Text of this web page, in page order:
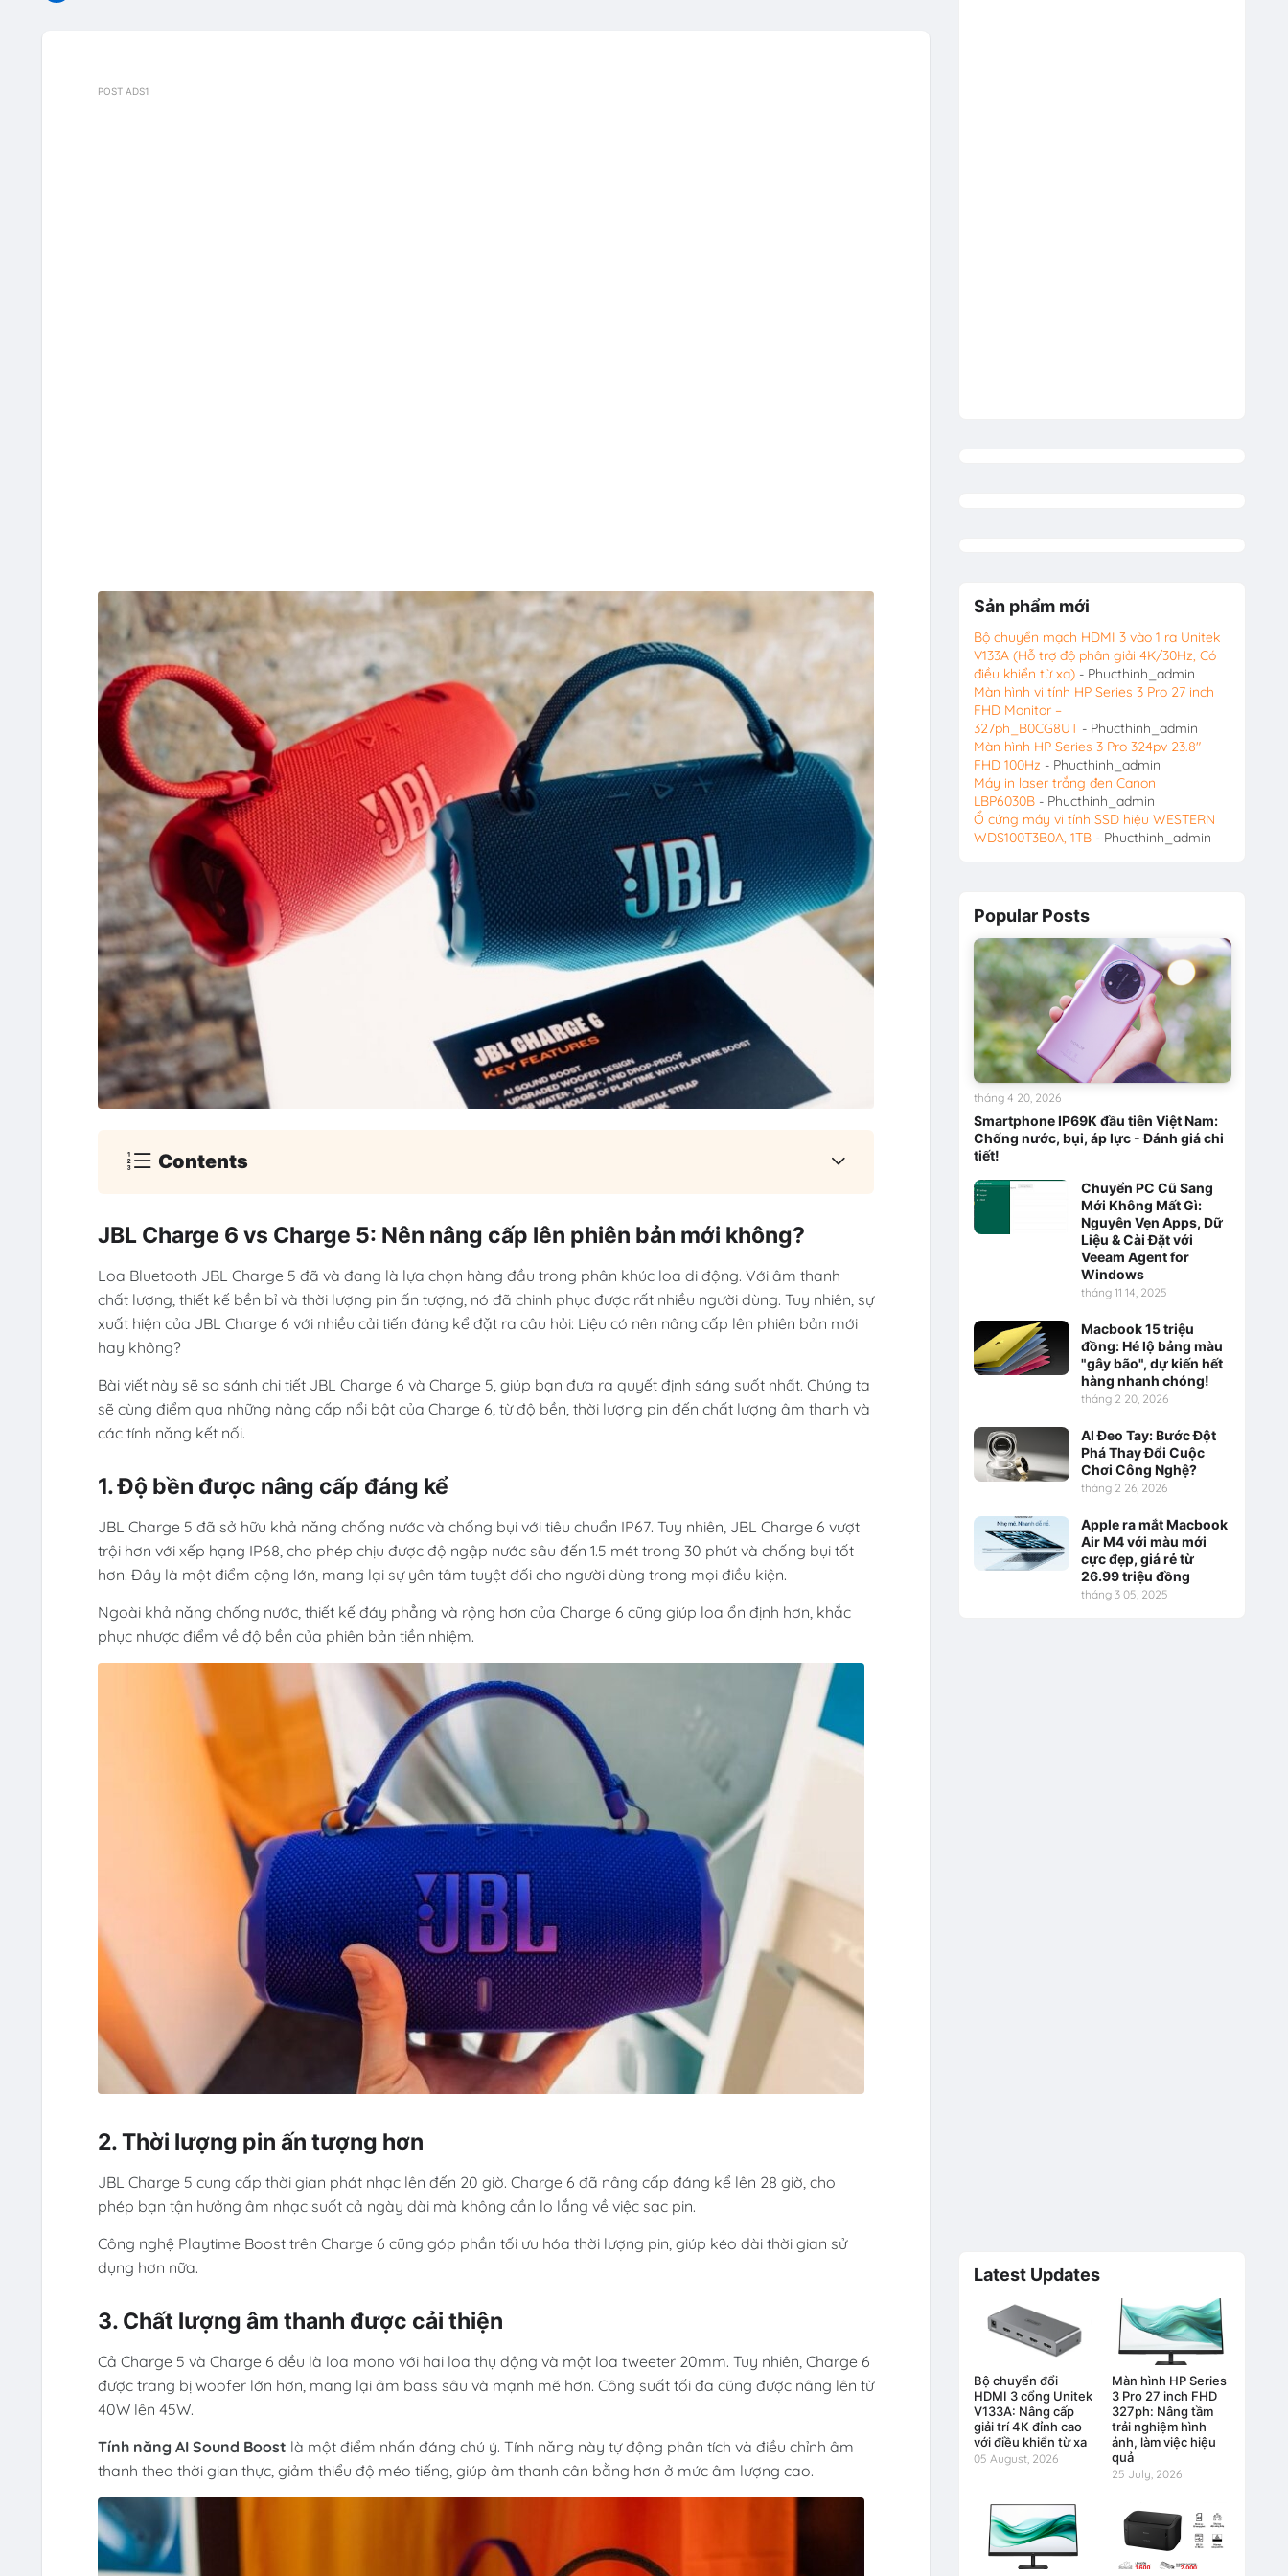
POST ADS1
Contents
JBL Charge 6 vs Charge 5: Nên nâng cấp lên phiên bản mới không?
Loa Bluetooth JBL Charge 5 đã và đang là lựa chọn hàng đầu trong phân khúc loa di động. Với âm thanh
chất lượng, thiết kế bền bỉ và thời lượng pin ấn tượng, nó đã chinh phục được rất nhiều người dùng. Tuy nhiên, sự
xuất hiện của JBL Charge 6 với nhiều cải tiến đáng kể đặt ra câu hỏi: Liệu có nên nâng cấp lên phiên bản mới
hay không?
Bài viết này sẽ so sánh chi tiết JBL Charge 6 và Charge 5, giúp bạn đưa ra quyết định sáng suốt nhất. Chúng ta
sẽ cùng điểm qua những nâng cấp nổi bật của Charge 6, từ độ bền, thời lượng pin đến chất lượng âm thanh và
các tính năng kết nối.
1. Độ bền được nâng cấp đáng kể
JBL Charge 5 đã sở hữu khả năng chống nước và chống bụi với tiêu chuẩn IP67. Tuy nhiên, JBL Charge 6 vượt
trội hơn với xếp hạng IP68, cho phép chịu được độ ngập nước sâu đến 1.5 mét trong 30 phút và chống bụi tốt
hơn. Đây là một điểm cộng lớn, mang lại sự yên tâm tuyệt đối cho người dùng trong mọi điều kiện.
Ngoài khả năng chống nước, thiết kế đáy phẳng và rộng hơn của Charge 6 cũng giúp loa ổn định hơn, khắc
phục nhược điểm về độ bền của phiên bản tiền nhiệm.
2. Thời lượng pin ấn tượng hơn
JBL Charge 5 cung cấp thời gian phát nhạc lên đến 20 giờ. Charge 6 đã nâng cấp đáng kể lên 28 giờ, cho
phép bạn tận hưởng âm nhạc suốt cả ngày dài mà không cần lo lắng về việc sạc pin.
Công nghệ Playtime Boost trên Charge 6 cũng góp phần tối ưu hóa thời lượng pin, giúp kéo dài thời gian sử
dụng hơn nữa.
3. Chất lượng âm thanh được cải thiện
Cả Charge 5 và Charge 6 đều là loa mono với hai loa thụ động và một loa tweeter 20mm. Tuy nhiên, Charge 6
được trang bị woofer lớn hơn, mang lại âm bass sâu và mạnh mẽ hơn. Công suất tối đa cũng được nâng lên từ
40W lên 45W.
Tính năng AI Sound Boost là một điểm nhấn đáng chú ý. Tính năng này tự động phân tích và điều chỉnh âm
thanh theo thời gian thực, giảm thiểu độ méo tiếng, giúp âm thanh cân bằng hơn ở mức âm lượng cao.
Sản phẩm mới
Bộ chuyển mạch HDMI 3 vào 1 ra Unitek
V133A (Hỗ trợ độ phân giải 4K/30Hz, Có
điều khiển từ xa)- Phucthinh_admin
Màn hình vi tính HP Series 3 Pro 27 inch
FHD Monitor –
327ph_B0CG8UT- Phucthinh_admin
Màn hình HP Series 3 Pro 324pv 23.8″
FHD 100Hz - Phucthinh_admin
Máy in laser trắng đen Canon
LBP6030B- Phucthinh_admin
Ổ cứng máy vi tính SSD hiệu WESTERN
WDS100T3B0A, 1TB- Phucthinh_admin
Popular Posts
Smartphone IP69K đầu tiên Việt Nam:
Chống nước, bụi, áp lực - Đánh giá chi
tiết!
tháng 4 20, 2026
Chuyển PC Cũ Sang
Mới Không Mất Gì:
Nguyên Vẹn Apps, Dữ
Liệu & Cài Đặt với
Veeam Agent for
Windows
tháng 11 14, 2025
Macbook 15 triệu
đồng: Hé lộ bảng màu
"gây bão", dự kiến hết
hàng nhanh chóng!
tháng 2 20, 2026
AI Đeo Tay: Bước Đột
Phá Thay Đổi Cuộc
Chơi Công Nghệ?
tháng 2 26, 2026
Apple ra mắt Macbook
Air M4 với màu mới
cực đẹp, giá rẻ từ
26.99 triệu đồng
tháng 3 05, 2025
Latest Updates
Bộ chuyển đổi
HDMI 3 cổng Unitek
V133A: Nâng cấp
giải trí 4K đỉnh cao
với điều khiển từ xa
05 August, 2026
Màn hình HP Series
3 Pro 27 inch FHD
327ph: Nâng tầm
trải nghiệm hình
ảnh, làm việc hiệu
quả
25 July, 2026